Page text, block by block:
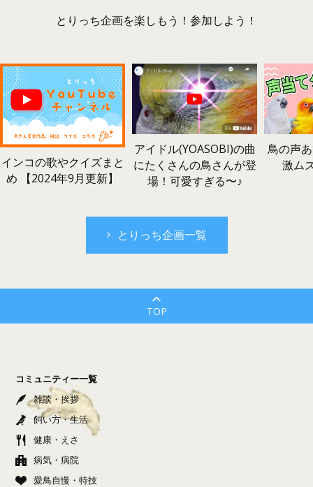
とりっち企画を楽しもう！参加しよう！
インコの歌やクイズまと
め 【2024年9月更新】
アイドル(YOASOBI)の曲
にたくさんの鳥さんが登
場！可愛すぎる〜♪
鳥の声
激ム
とりっち企画一覧
TOP
コミュニティー一覧
雑談・挨拶
飼い方・生活
健康・えさ
病気・病院
愛鳥自慢・特技